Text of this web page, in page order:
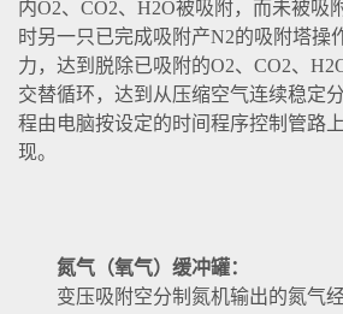
内O2、CO2、H2O被吸附，而未被吸
时另一只已完成吸附产N2的吸附塔操
力，达到脱除已吸附的O2、CO2、
交替循环，达到从压缩空气连续稳定
程由电脑按设定的时间程序控制管路
现。
氮气（氧气）缓冲罐：
变压吸附空分制氮机输出的氮气